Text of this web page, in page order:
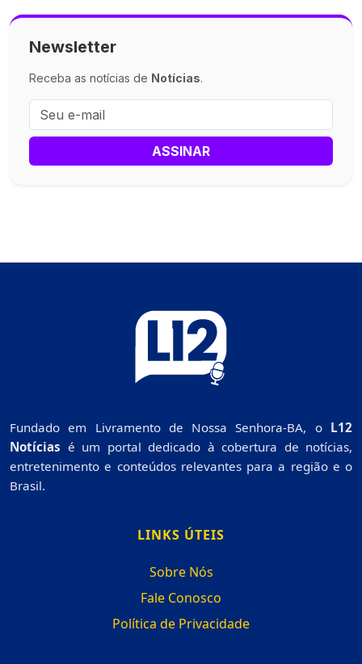
Newsletter
Receba as notícias de Notícias.
ASSINAR
Fundado em Livramento de Nossa Senhora-BA, o L12
Notícias é um portal dedicado à cobertura de notícias,
entretenimento e conteúdos relevantes para a região e o
Brasil.
LINKS ÚTEIS
Sobre Nós
Fale Conosco
Política de Privacidade